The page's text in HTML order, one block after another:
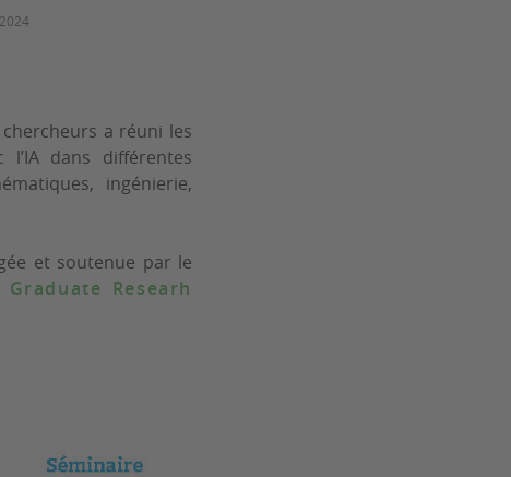
a réuni les
dans différentes
ingénierie,
et soutenue par le
Graduate Researh